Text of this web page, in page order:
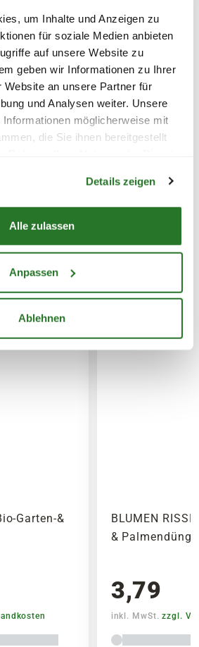
um Inhalte und Anzeigen zu
für soziale Medien anbieten
auf unsere Website zu
geben wir Informationen zu Ihrer
Website an unsere Partner für
und Analysen weiter. Unsere
möglicherweise mit
die Sie ihnen bereitgestellt
Details zeigen
Alle zulassen
Anpassen
Ablehnen
Pakete (z.B. Pflanzen oder
6,99
Garten-&
BLUMEN
&
3,79
inkl. MwSt.zzgl.